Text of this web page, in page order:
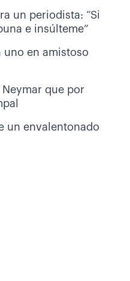
un periodista: “Si
e insúlteme”
uno en amistoso
que por
un envalentonado